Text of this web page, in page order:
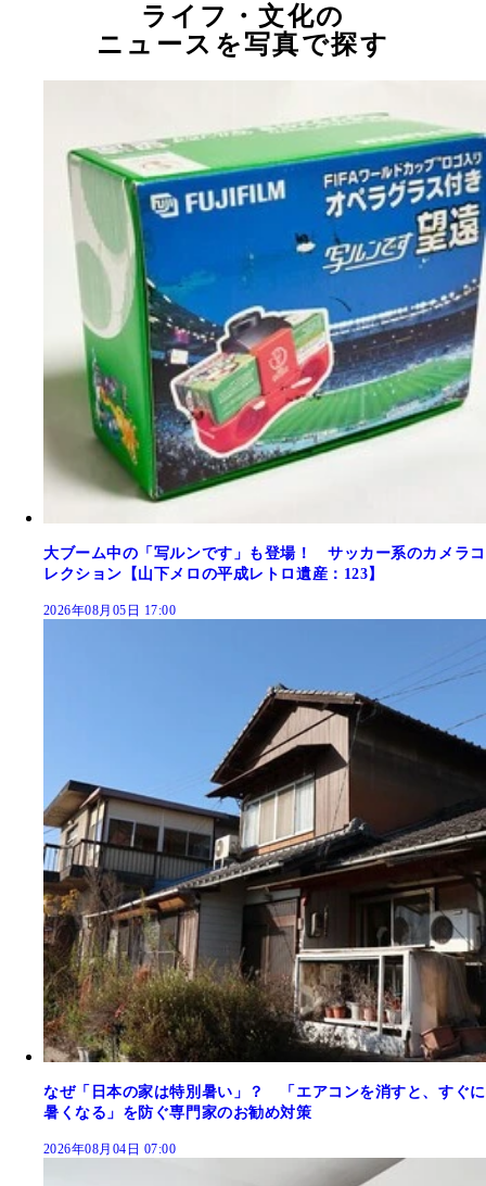
ライフ・文化の
ニュースを写真で探す
大ブーム中の「写ルンです」も登場！ サッカー系のカメラコ
レクション【山下メロの平成レトロ遺産：123】
2026年08月05日 17:00
なぜ「日本の家は特別暑い」？ 「エアコンを消すと、すぐに
暑くなる」を防ぐ専門家のお勧め対策
2026年08月04日 07:00